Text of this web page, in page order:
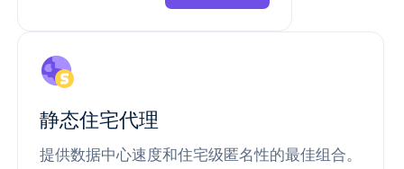
静态住宅代理
提供数据中心速度和住宅级匿名性的最佳组合。